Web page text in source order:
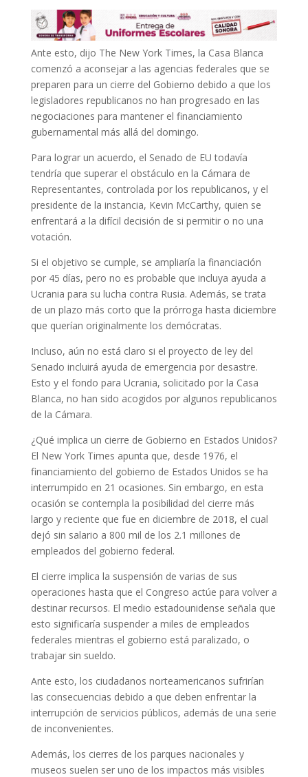
Ante esto, dijo The New York Times, la Casa Blanca
comenzó a aconsejar a las agencias federales que se
preparen para un cierre del Gobierno debido a que los
legisladores republicanos no han progresado en las
negociaciones para mantener el financiamiento
gubernamental más allá del domingo.
Para lograr un acuerdo, el Senado de EU todavía
tendría que superar el obstáculo en la Cámara de
Representantes, controlada por los republicanos, y el
presidente de la instancia, Kevin McCarthy, quien se
enfrentará a la difícil decisión de si permitir o no una
votación.
Si el objetivo se cumple, se ampliaría la financiación
por 45 días, pero no es probable que incluya ayuda a
Ucrania para su lucha contra Rusia. Además, se trata
de un plazo más corto que la prórroga hasta diciembre
que querían originalmente los demócratas.
Incluso, aún no está claro si el proyecto de ley del
Senado incluirá ayuda de emergencia por desastre.
Esto y el fondo para Ucrania, solicitado por la Casa
Blanca, no han sido acogidos por algunos republicanos
de la Cámara.
¿Qué implica un cierre de Gobierno en Estados Unidos?
El New York Times apunta que, desde 1976, el
financiamiento del gobierno de Estados Unidos se ha
interrumpido en 21 ocasiones. Sin embargo, en esta
ocasión se contempla la posibilidad del cierre más
largo y reciente que fue en diciembre de 2018, el cual
dejó sin salario a 800 mil de los 2.1 millones de
empleados del gobierno federal.
El cierre implica la suspensión de varias de sus
operaciones hasta que el Congreso actúe para volver a
destinar recursos. El medio estadounidense señala que
esto significaría suspender a miles de empleados
federales mientras el gobierno está paralizado, o
trabajar sin sueldo.
Ante esto, los ciudadanos norteamericanos sufrirían
las consecuencias debido a que deben enfrentar la
interrupción de servicios públicos, además de una serie
de inconvenientes.
Además, los cierres de los parques nacionales y
museos suelen ser uno de los impactos más visibles